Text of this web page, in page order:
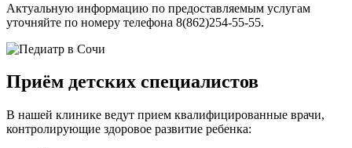
Актуальную информацию по предоставляемым услугам
уточняйте по номеру телефона 8(862)254-55-55.
Приём детских специалистов
В нашей клинике ведут прием квалифицированные врачи,
контролирующие здоровое развитие ребенка: